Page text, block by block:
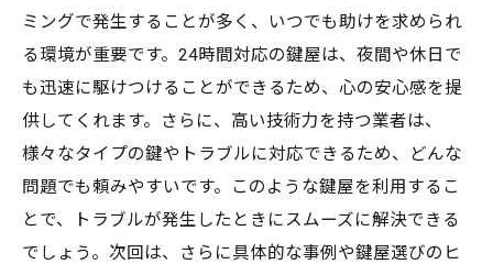
ミングで発生することが多く、いつでも助けを求められ
る環境が重要です。24時間対応の鍵屋は、夜間や休日で
も迅速に駆けつけることができるため、心の安心感を提
供してくれます。さらに、高い技術力を持つ業者は、
様々なタイプの鍵やトラブルに対応できるため、どんな
問題でも頼みやすいです。このような鍵屋を利用するこ
とで、トラブルが発生したときにスムーズに解決できる
でしょう。次回は、さらに具体的な事例や鍵屋選びのヒ